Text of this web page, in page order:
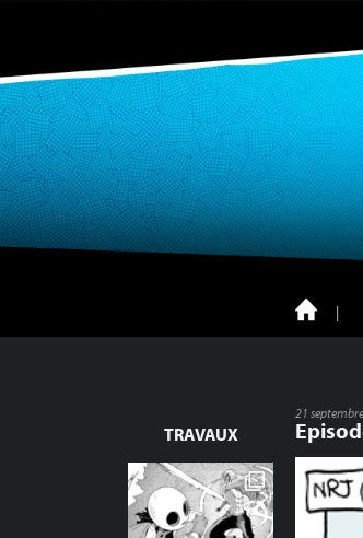
TRAVAUX
21